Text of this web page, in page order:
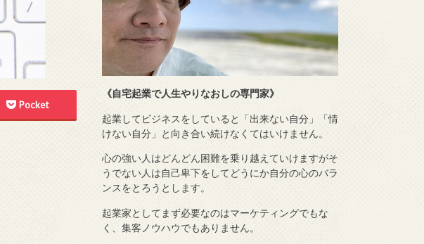
Pocket
《自宅起業で人生やりなおしの専門家》
起業してビジネスをしていると「出来ない自分」「情
けない自分」と向き合い続けなくてはいけません。
心の強い人はどんどん困難を乗り越えていけますがそ
うでない人は自己卑下をしてどうにか自分の心のバラ
ンスをとろうとします。
起業家としてまず必要なのはマーケティングでもな
く、集客ノウハウでもありません。